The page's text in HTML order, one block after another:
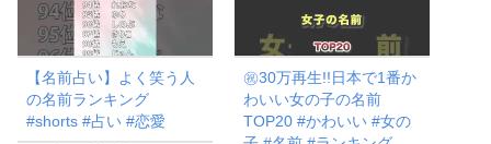
【名前占い】よく笑う人
の名前ランキング
#shorts #占い #恋愛
㊗️30万再生!!日本で1番か
わいい女の子の名前
TOP20 #かわいい #女の